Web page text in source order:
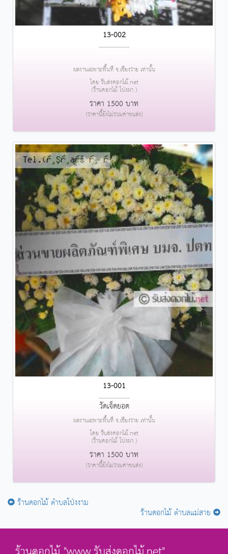
13-002
....................
ผลงานเฉพาะพื้นที่ จ.เชียงราย เท่านั้น
โดย รับส่งดอกไม้.net
(ร้านดอกไม้ โป่งผา )
ราคา 1500 บาท
(ราคานี้ยังไม่รวมค่าขนส่ง)
13-001
....................
วัดเจ็ดยอด
ผลงานเฉพาะพื้นที่ จ.เชียงราย เท่านั้น
โดย รับส่งดอกไม้.net
(ร้านดอกไม้ โป่งผา )
ราคา 1500 บาท
(ราคานี้ยังไม่รวมค่าขนส่ง)
ร้านดอกไม้ ตำบลโป่งงาม
ร้านดอกไม้ ตำบลแม่สาย